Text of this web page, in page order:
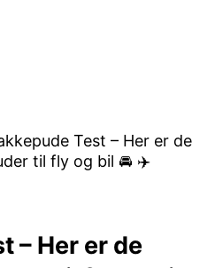
Test – Her er de
til fly og bil 🚘 ✈️
– Her er de